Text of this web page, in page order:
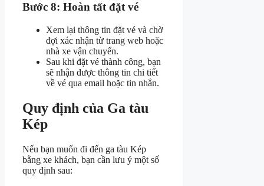
Bước 8: Hoàn tất đặt vé
Xem lại thông tin đặt vé và chờ
đợi xác nhận từ trang web hoặc
nhà xe vận chuyển.
Sau khi đặt vé thành công, bạn
sẽ nhận được thông tin chi tiết
về vé qua email hoặc tin nhắn.
Quy định của Ga tàu
Kép
Nếu bạn muốn đi đến ga tàu Kép
bằng xe khách, bạn cần lưu ý một số
quy định sau: